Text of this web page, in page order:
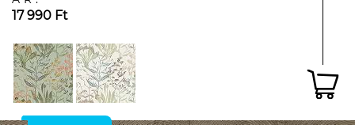
17 990 Ft